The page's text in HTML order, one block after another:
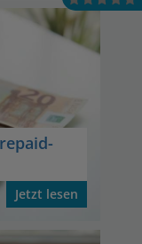
Jetzt lesen